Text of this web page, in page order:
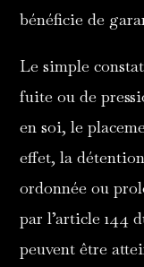
bénéficie de
Le simple
fuite ou de
en soi, le
effet, la
ordonnée ou
par l’article 144
peuvent être